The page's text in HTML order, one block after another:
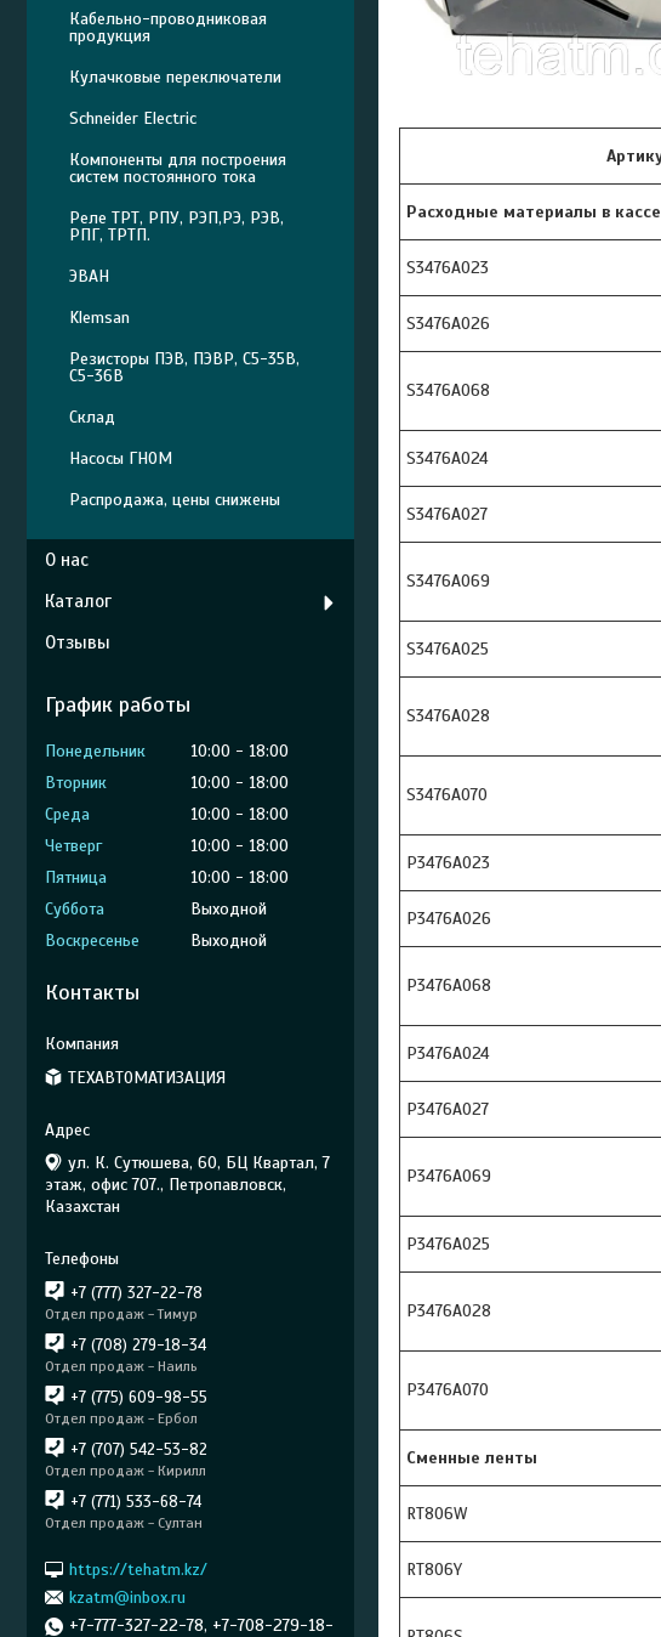
Расходные материалы в
S3476A023
S3476A026
S3476A068
S3476A024
S3476A027
S3476A069
S3476A025
S3476A028
S3476A070
P3476A023
Р3476A026
Р3476A068
Р3476A024
Р3476A027
Р3476A069
Р3476A025
Р3476A028
Р3476A070
Cменные ленты
RT806W
RT806Y
Кабельно-проводниковая
продукция
Кулачковые переключатели
Schneider Electric
Компоненты для построения
систем постоянного тока
Реле ТРТ, РПУ, РЭП,РЭ, РЭВ,
РПГ, ТРТП.
ЭВАН
Klemsan
Резисторы ПЭВ, ПЭВР, С5-35В,
С5-36В
Склад
Насосы ГНОМ
Распродажа, цены снижены
О нас
Каталог
Отзывы
График работы
Понедельник 10:00
18:00
Вторник
10:00
18:00
Среда
10:00
18:00
Четверг
10:00
18:00
Пятница
10:00
18:00
Суббота
Выходной
Воскресенье
Выходной
Контакты
ТЕХАВТОМАТИЗАЦИЯ
ул. К. Сутюшева, 60, БЦ Квартал, 7
этаж, офис 707., Петропавловск,
Казахстан
+7 (777) 327-22-78
Отдел продаж - Тимур
+7 (708) 279-18-34
Отдел продаж - Наиль
+7 (775) 609-98-55
Отдел продаж - Ербол
+7 (707) 542-53-82
Отдел продаж - Кирилл
+7 (771) 533-68-74
Отдел продаж - Султан
https://tehatm.kz/
kzatm@inbox.ru
+7-777-327-22-78, +7-708-279-18-